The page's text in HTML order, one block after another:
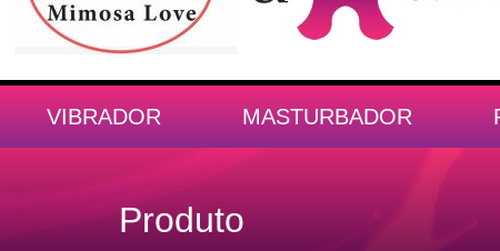
VIBRADOR MASTURBADOR
Produto